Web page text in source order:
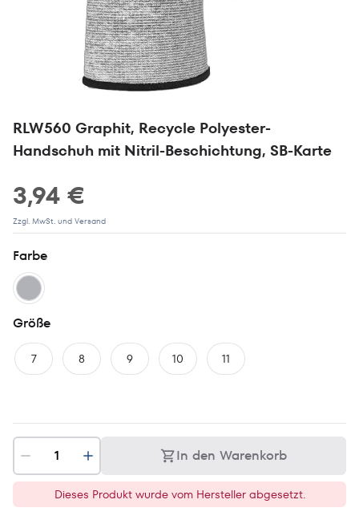
RLW560 Graphit, Recycle Polyester-
Handschuh mit Nitril-Beschichtung, SB-Karte
3,94 €
Zzgl. MwSt. und Versand
Farbe
Größe
7 8 9 10 11
In den Warenkorb
Dieses Produkt wurde vom Hersteller abgesetzt.